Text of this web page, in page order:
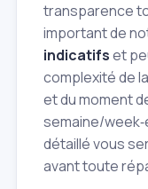
transparence
important de
indicatifset
complexité de
et du moment
semaine/
détaillé vous
avant toute